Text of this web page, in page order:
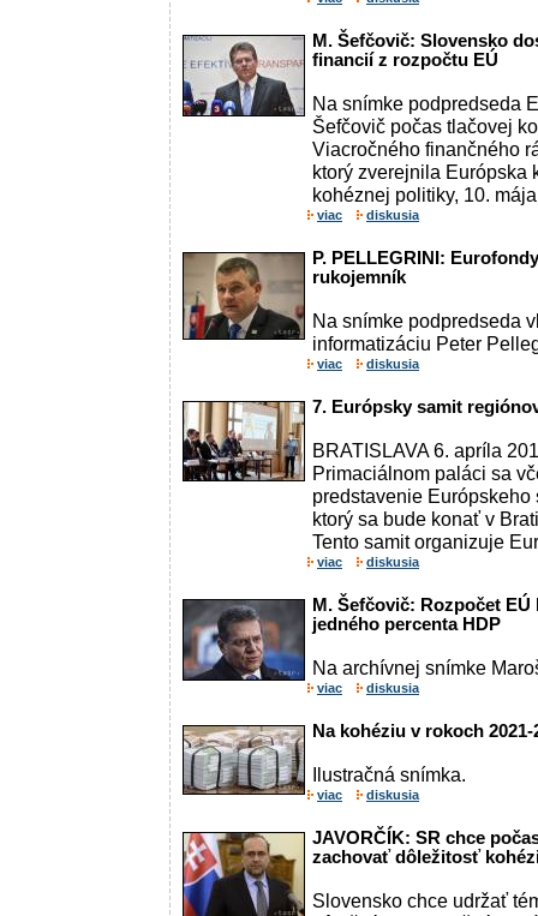
M. Šefčovič: Slovensko
financií z rozpočtu EÚ
Na snímke podpredseda
Šefčovič počas tlačovej
Viacročného finančného
ktorý zverejnila Európska
kohéznej politiky, 10.
viac diskusia
P. PELLEGRINI:
rukojemník
Na snímke podpredseda
informatizáciu Peter
viac diskusia
7. Európsky samit
BRATISLAVA 6. apríla
Primaciálnom paláci sa
predstavenie
ktorý sa bude konať v
Tento samit organizuje
viac diskusia
M. Šefčovič: Rozpočet
jedného percenta HDP
Na archívnej snímke
viac diskusia
Na kohéziu v rokoch
Ilustračná snímka.
viac diskusia
JAVORČÍK: SR chce
zachovať dôležitosť
Slovensko chce udržať